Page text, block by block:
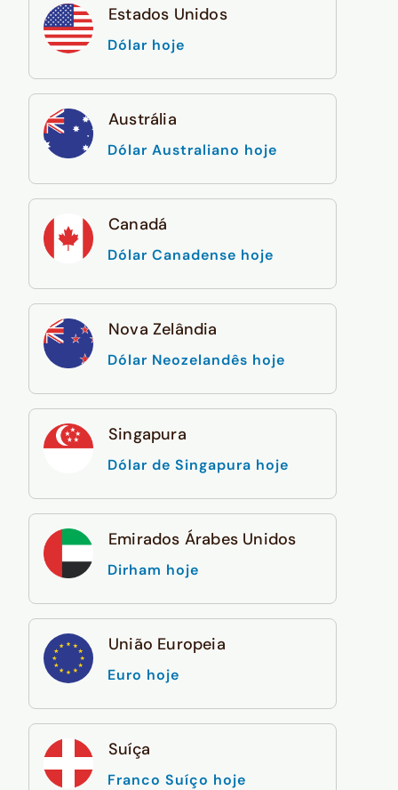
Estados Unidos
Dólar hoje
Austrália
Dólar Australiano hoje
Canadá
Dólar Canadense hoje
Nova Zelândia
Dólar Neozelandês hoje
Singapura
Dólar de Singapura hoje
Emirados Árabes Unidos
Dirham hoje
União Europeia
Euro hoje
Suíça
Franco Suíço hoje